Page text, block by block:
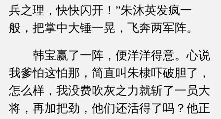
兵之理，快快闪开！”朱沐英发疯一
般，把掌中大锤一晃，飞奔两军阵。
韩宝赢了一阵，便洋洋得意。心说
我爹怕这怕那，简直叫朱棣吓破胆了，
怎么样，我没费吹灰之力就斩了一员大
将，再加把劲，他们还活得了吗？他正